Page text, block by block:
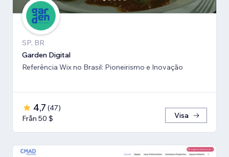
SP, BR
Garden Digital
Referência Wix no Brasil: Pioneirismo e Inovação
4,7 (47)
Från 50 $
Visa